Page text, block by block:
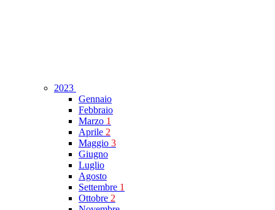
2023
Gennaio
Febbraio
Marzo 1
Aprile 2
Maggio 3
Giugno
Luglio
Agosto
Settembre 1
Ottobre 2